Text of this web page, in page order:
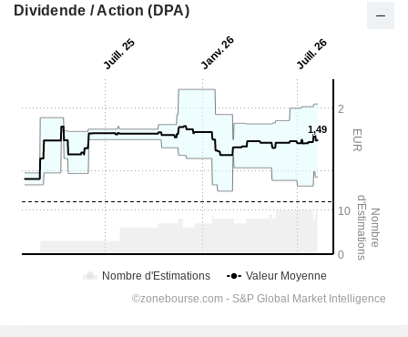
Dividende / Action (DPA)